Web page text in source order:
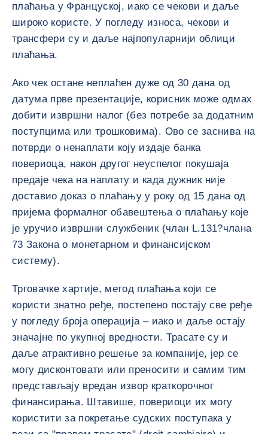
плаћања у Француској, иако се чекови и даље
широко користе. У погледу износа, чекови и
трансфери су и даље најпопуларнији облици
плаћања.
Ако чек остане неплаћен дуже од 30 дана од
датума прве презентације, корисник може одмах
добити извршни налог (без потребе за додатним
поступцима или трошковима). Ово се заснива на
потврди о ненаплати коју издаје банка
повериоца, након другог неуспелог покушаја
предаје чека на наплату и када дужник није
доставио доказ о плаћању у року од 15 дана од
пријема формалног обавештења о плаћању које
је уручио извршни службеник (члан L.131?члана
73 Закона о монетарном и финансијском
систему).
Трговачке хартије, метод плаћања који се
користи знатно ређе, постепено постају све ређе
у погледу броја операција – иако и даље остају
значајне по укупној вредности. Трасате су и
даље атрактивно решење за компаније, јер се
могу дисконтовати или преносити и самим тим
представљају вредан извор краткорочног
финансирања. Штавише, повериоци их могу
користити за покретање судских поступака у